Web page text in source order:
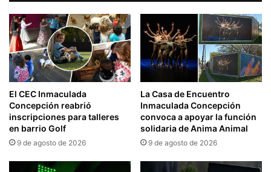
El CEC Inmaculada
Concepción reabrió
inscripciones para talleres
en barrio Golf
9 de agosto de 2026
La Casa de Encuentro
Inmaculada Concepción
convoca a apoyar la función
solidaria de Anima Animal
9 de agosto de 2026